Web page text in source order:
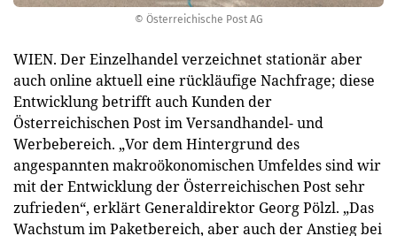
© Österreichische Post AG
WIEN. Der Einzelhandel verzeichnet stationär aber
auch online aktuell eine rückläufige Nachfrage; diese
Entwicklung betrifft auch Kunden der
Österreichischen Post im Versandhandel- und
Werbebereich. „Vor dem Hintergrund des
angespannten makroökonomischen Umfeldes sind wir
mit der Entwicklung der Österreichischen Post sehr
zufrieden“, erklärt Generaldirektor Georg Pölzl. „Das
Wachstum im Paketbereich, aber auch der Anstieg bei